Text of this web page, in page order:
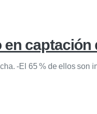
captación
-El 65 % de ellos